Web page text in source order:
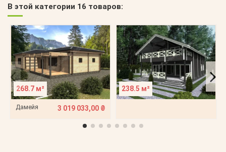
В этой категории 16 товаров:
268.7 м²
Дамейя 3 019 033,00 ₴
238.5 м²